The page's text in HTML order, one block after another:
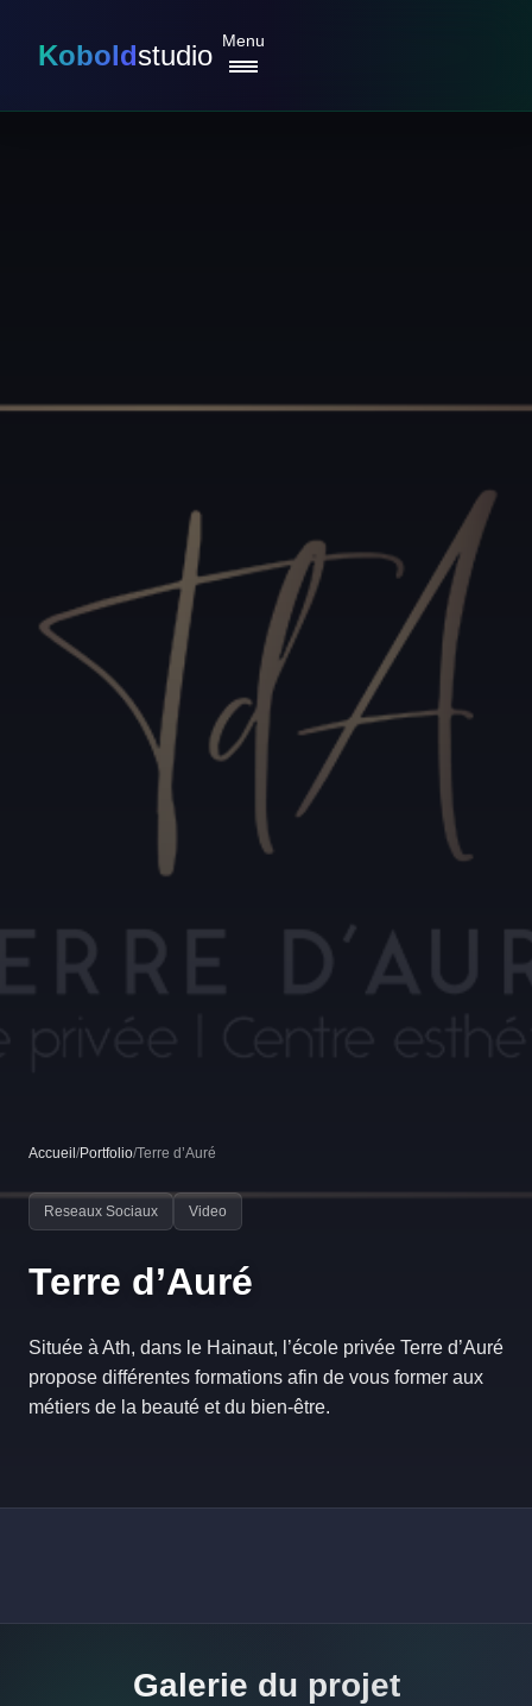
Koboldstudio Menu
Accueil /Portfolio/Terre d’Auré
Reseaux Sociaux Video
Terre d’Auré
Située à Ath, dans le Hainaut, l’école privée Terre d’Auré
propose différentes formations afin de vous former aux
métiers de la beauté et du bien-être.
Galerie du projet